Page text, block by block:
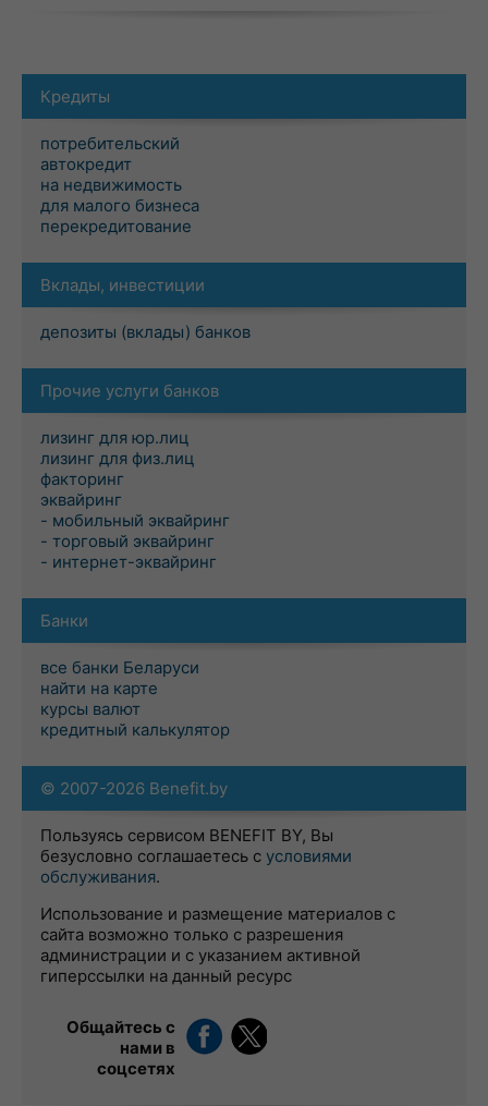
Кредиты
потребительский
автокредит
на недвижимость
для малого бизнеса
перекредитование
Вклады, инвестиции
депозиты (вклады) банков
Прочие услуги банков
лизинг для юр.лиц
лизинг для физ.лиц
факторинг
эквайринг
- мобильный эквайринг
- торговый эквайринг
- интернет-эквайринг
Банки
все банки Беларуси
найти на карте
курсы валют
кредитный калькулятор
© 2007-2026 Benefit.by
Пользуясь сервисом BENEFIT BY, Вы
безусловно соглашаетесь с условиями
обслуживания.
Использование и размещение материалов с
сайта возможно только с разрешения
администрации и с указанием активной
гиперссылки на данный ресурс
Общайтесь с
нами в
соцсетях